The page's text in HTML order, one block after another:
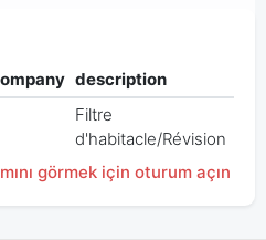
description
Filtre
d'habitacle/Révision
görmek için oturum açın